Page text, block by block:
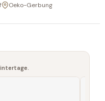
Oeko-Gerbung